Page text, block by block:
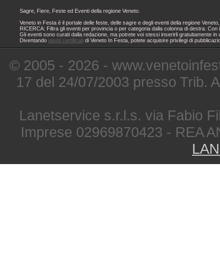
Sagre, Fiere, Feste ed Eventi della regione Veneto.
Veneto in Festa è il portale delle feste, delle sagre e degli eventi della regione
RICERCA: Filtra gli eventi per provincia o per categoria dalla colonna di destra.
Gli eventi sono curati dalla redazione, ma potrete voi stessi inserirli gratuitamente
Diventando utenti certificati di Veneto In Festa, potete acquisire privilegi di
© 2005 - 2026 -
17 del 24/07/2003 presso Trib.
Lanetservice s.r.l.s. via Fabio
Imprese 02969870423 - REA